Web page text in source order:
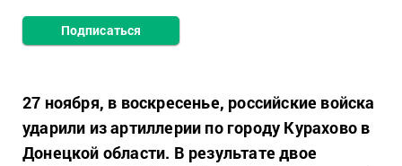
Подписаться
27 ноября, в воскресенье, российские войска
ударили из артиллерии по городу Курахово в
Донецкой области. В результате двое